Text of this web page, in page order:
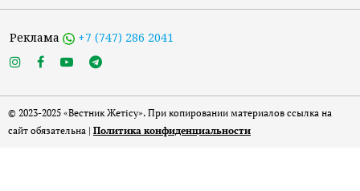
Реклама +7 (747) 286 2041
© 2023-2025 «Вестник Жетісу». При копировании материалов ссылка на
сайт обязательна | Политика конфиденциальности